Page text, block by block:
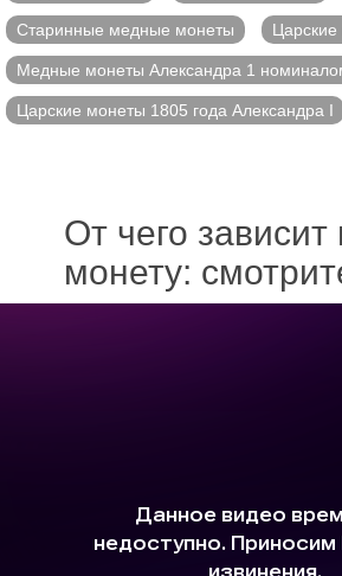
Старинные медные монеты
Медные монеты Александра 1
Царские монеты 1805 года Александра I
От чего
монету: